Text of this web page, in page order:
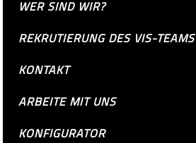
WER SIND WIR?
REKRUTIERUNG DES VIS-TEAMS
KONTAKT
ARBEITE MIT UNS
KONFIGURATOR